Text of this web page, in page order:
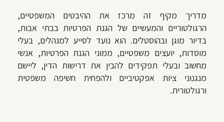
מדריך מקיף זה מרכז את ההיבטים המשפטיים,
הרגולטוריים והמעשיים של הגנת הפרטיות בבתי אבות,
בדיור מוגן ובהוסטלים. הוא נועד לסייע למנהלים, בעלי
מוסדות, יועצים משפטיים, ממוני הגנת הפרטיות, אנשי
מחשוב ובעלי תפקידים להבין את דרישות הדין, ליישם
מנגנוני ציות אפקטיביים ולהפחית חשיפה משפטית
ורגולטורית.